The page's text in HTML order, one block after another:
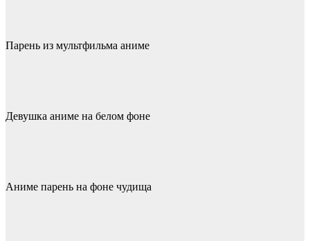
Парень из мультфильма аниме
Девушка аниме на белом фоне
Аниме парень на фоне чудища